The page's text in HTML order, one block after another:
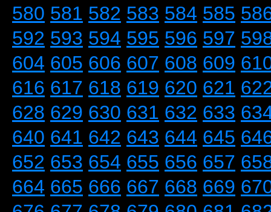
580 581 582 583 584 585
592 593 594 595 596 597
604 605 606 607 608 609
616 617 618 619 620 621
628 629 630 631 632 633
640 641 642 643 644 645
652 653 654 655 656 657
664 665 666 667 668 669